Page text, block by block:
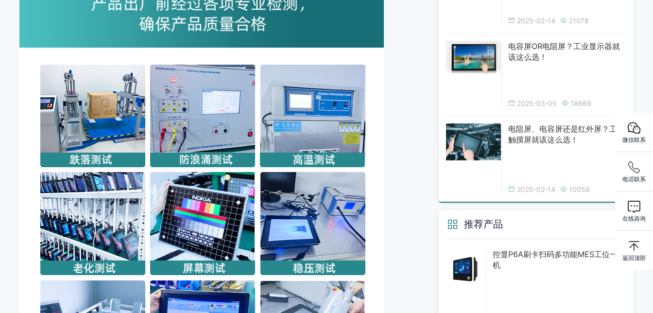
2025-02-14 21078
电容屏OR电阻屏？工业显示器就
该这么选！
2025-03-05 18669
电阻屏、电容屏还是红外屏？工业
触摸屏就该这么选！
2025-02-14 10056
推荐产品
控显P6A刷卡扫码多功能MES工位一体
机
微信联系
电话联系
在线咨询
返回顶部